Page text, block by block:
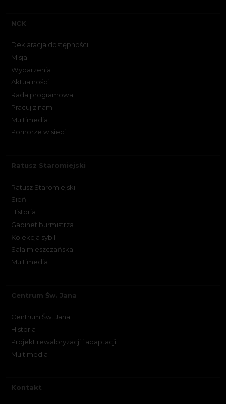
NCK
Deklaracja dostępności
Misja
Wydarzenia
Aktualności
Rada programowa
Pracuj z nami
Multimedia
Pomorze w sieci
Ratusz Staromiejski
Ratusz Staromiejski
Sień
Historia
Gabinet burmistrza
Kolekcja sybilli
Sala mieszczańska
Multimedia
Centrum Św. Jana
Centrum Św. Jana
Historia
Projekt rewaloryzacji i adaptacji
Multimedia
Kontakt